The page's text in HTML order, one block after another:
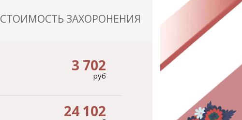
СТОИМОСТЬ ЗАХОРОНЕНИЯ
3 702
руб
24 102